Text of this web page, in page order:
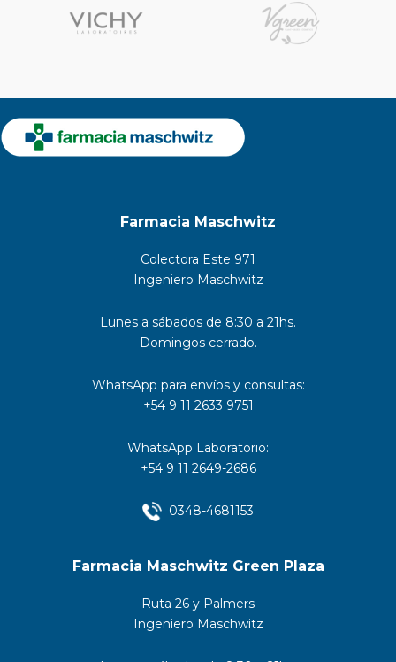
Farmacia Maschwitz
Colectora Este 971
Ingeniero Maschwitz
Lunes a sábados de 8:30 a 21hs.
Domingos cerrado.
WhatsApp para envíos y consultas:
+54 9 11 2633 9751
WhatsApp Laboratorio:
+54 9 11 2649-2686
0348-4681153
Farmacia Maschwitz Green Plaza
Ruta 26 y Palmers
Ingeniero Maschwitz